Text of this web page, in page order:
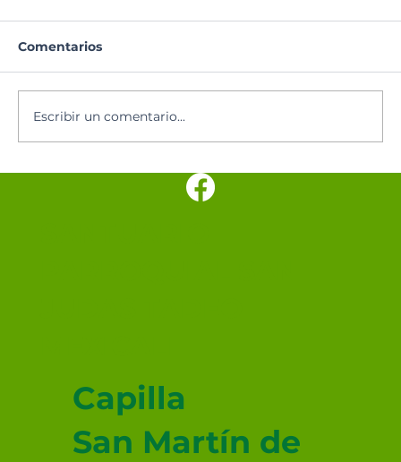
Comentarios
Escribir un comentario...
Capilla
San Martín de